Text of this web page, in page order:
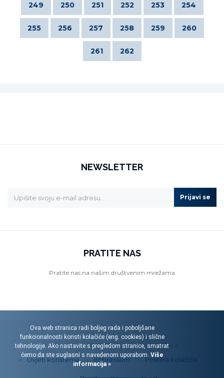
249 250 251 252 253 254
255 256 257 258 259 260
261 262
NEWSLETTER
Prijavi se
PRATITE NAS
Pratite nas na našim društvenim mrežama
Menart d.o.o. © 2026. Sva prava pridržana.
Uvjeti korištenja
Impressum Politika kolačića
Ova web stranica radi boljeg rada i poboljšane
funkcionalnosti koristi kolačiće (eng. cookies) i slične
tehnologije. Ako nastavite s pregledom stranice, smatrat
ćemo da ste suglasni s navedenom uporabom. Više
informacija »